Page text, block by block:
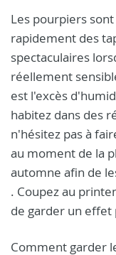
Les pourpiers
rapidement des
spectaculaires
réellement
est l'excès
habitez dans des
n'hésitez pas à
au moment de la
automne afin de
. Coupez au
de garder un effet
Comment garder